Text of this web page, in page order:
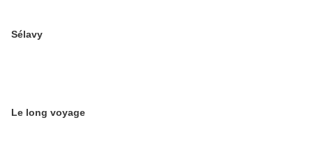
Sélavy
Le long voyage